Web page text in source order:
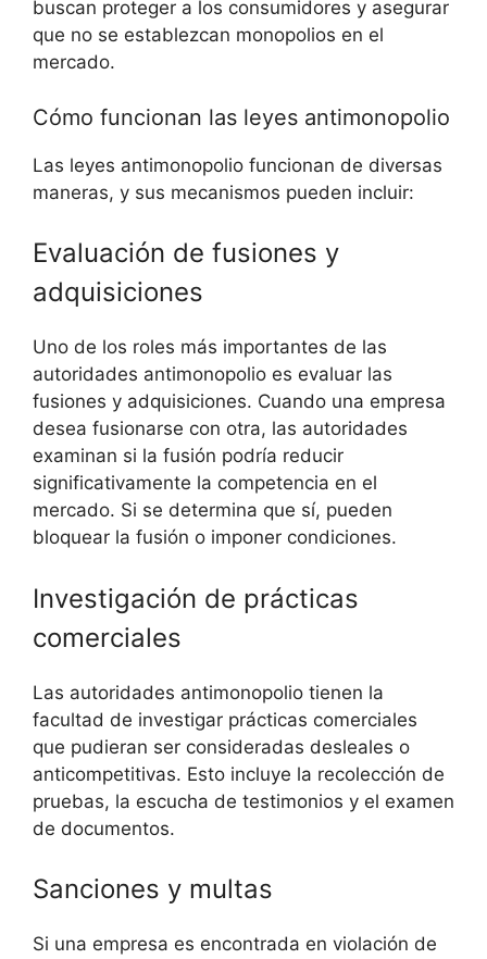
buscan proteger a los consumidores y asegurar
que no se establezcan monopolios en el
mercado.
Cómo funcionan las leyes antimonopolio
Las leyes antimonopolio funcionan de diversas
maneras, y sus mecanismos pueden incluir:
Evaluación de fusiones y
adquisiciones
Uno de los roles más importantes de las
autoridades antimonopolio es evaluar las
fusiones y adquisiciones. Cuando una empresa
desea fusionarse con otra, las autoridades
examinan si la fusión podría reducir
significativamente la competencia en el
mercado. Si se determina que sí, pueden
bloquear la fusión o imponer condiciones.
Investigación de prácticas
comerciales
Las autoridades antimonopolio tienen la
facultad de investigar prácticas comerciales
que pudieran ser consideradas desleales o
anticompetitivas. Esto incluye la recolección de
pruebas, la escucha de testimonios y el examen
de documentos.
Sanciones y multas
Si una empresa es encontrada en violación de